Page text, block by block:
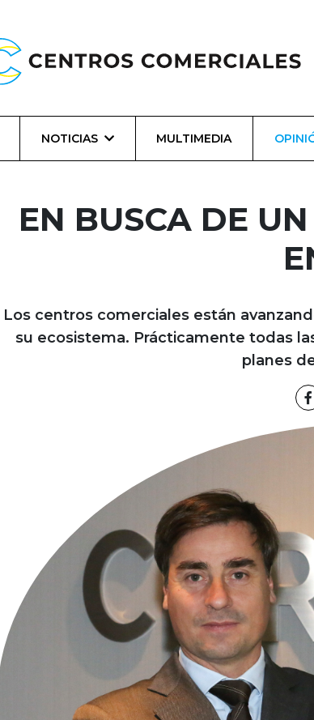
NOTICIAS MULTIMEDIA
EN BUSCA DE
Los centros comerciales están
su ecosistema. Prácticamente todas
planes